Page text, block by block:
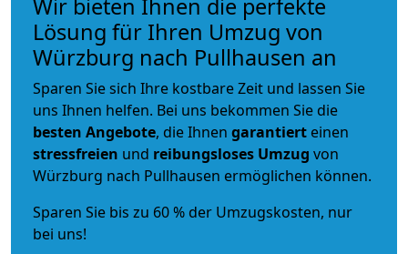
Wir bieten Ihnen die perfekte
Lösung für Ihren Umzug von
Würzburg nach Pullhausen an
Sparen Sie sich Ihre kostbare Zeit und lassen Sie
uns Ihnen helfen. Bei uns bekommen Sie die
besten Angebote, die Ihnen garantiert einen
stressfreien und reibungsloses Umzug von
Würzburg nach Pullhausen ermöglichen können.
Sparen Sie bis zu 60 % der Umzugskosten, nur
bei uns!